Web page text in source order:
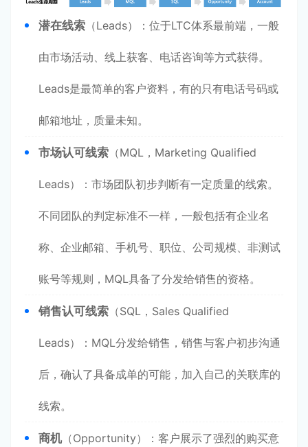
潜在线索 （Leads）：位于LTC体系最前端，一般
由市场活动、线上获客、电话咨询等方式获得。
Leads是最简单的客户资料，有的只有电话号码或
邮箱地址，质量未知。
市场认可线索 （MQL，Marketing Qualified
Leads）：市场团队初步判断有一定质量的线索。
不同团队的判定标准不一样，一般包括有企业名
称、企业邮箱、手机号、职位、公司规模、非测试
账号等规则，MQL具备了分发给销售的资格。
销售认可线索 （SQL，Sales Qualified
Leads）：MQL分发给销售，销售与客户初步沟通
后，确认了具备成单的可能，加入自己的关联库的
线索。
商机（Opportunity）：客户展示了强烈的购买意